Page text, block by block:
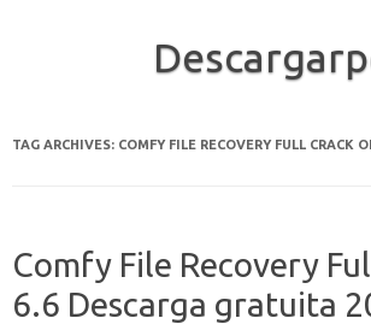
TAG ARCHIVES: COMFY FILE RECOVERY FULL CRACK
Comfy File Recovery
6.6 Descarga gratuita